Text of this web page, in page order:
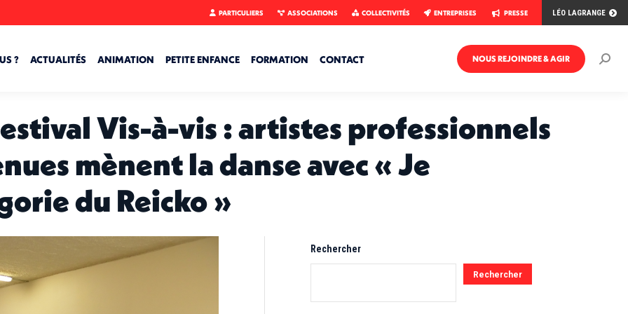
PARTICULIERS ASSOCIATIONS COLLECTIVITÉS ENTREPRISES PRESSE LÉO LAGRANGE
? ACTUALITÉS ANIMATION PETITE ENFANCE FORMATION CONTACT NOUS REJOINDRE & AGIR
Vis-à-vis : artistes professionnels
mènent la danse avec « Je
du Reicko »
Rechercher
Rechercher